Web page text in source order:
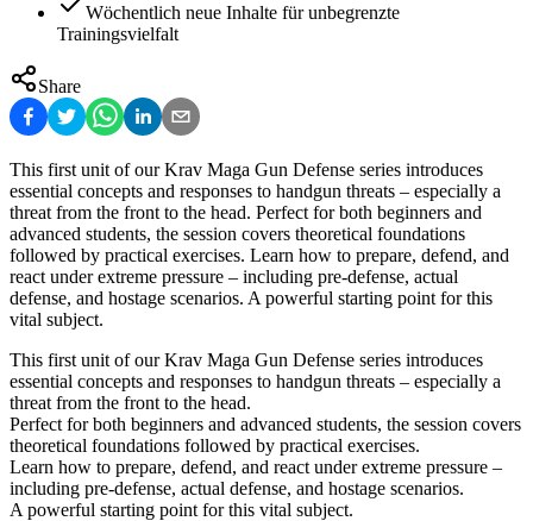
Wöchentlich neue Inhalte für unbegrenzte
Trainingsvielfalt
Share
This first unit of our Krav Maga Gun Defense series introduces
essential concepts and responses to handgun threats – especially a
threat from the front to the head. Perfect for both beginners and
advanced students, the session covers theoretical foundations
followed by practical exercises. Learn how to prepare, defend, and
react under extreme pressure – including pre-defense, actual
defense, and hostage scenarios. A powerful starting point for this
vital subject.
This first unit of our Krav Maga Gun Defense series introduces
essential concepts and responses to handgun threats – especially a
threat from the front to the head.
Perfect for both beginners and advanced students, the session covers
theoretical foundations followed by practical exercises.
Learn how to prepare, defend, and react under extreme pressure –
including pre-defense, actual defense, and hostage scenarios.
A powerful starting point for this vital subject.